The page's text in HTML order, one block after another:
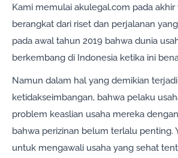
Kami memulai akulegal.com pada akhir
berangkat dari riset dan perjalanan
pada awal tahun 2019 bahwa dunia
berkembang di Indonesia ketika ini
Namun dalam hal yang demikian terjadi
ketidakseimbangan, bahwa pelaku
problem keaslian usaha mereka
bahwa perizinan belum terlalu penting.
untuk mengawali usaha yang sehat